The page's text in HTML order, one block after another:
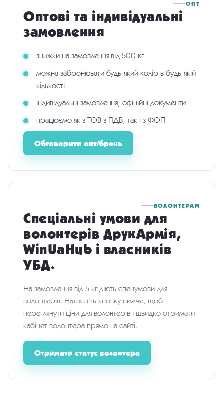
ОПТ
Оптові та індивідуальні
замовлення
знижки на замовлення від 500 кг
можна забронювати будь-який колір в будь-якій
кількості
індивідуальні замовлення, офіційні документи
працюємо як з ТОВ з ПДВ, так і з ФОП
Обговорити опт/бронь
ВОЛОНТЕРАМ
Спеціальні умови для
волонтерів ДрукАрмія,
WinUaHub і власників
УБД.
На замовлення від 5 кг діють спецумови для
волонтерів. Натисніть кнопку нижче, щоб
переглянути ціни для волонтерів і швидко отримати
кабінет волонтера прямо на сайті.
Отримати статус волонтера